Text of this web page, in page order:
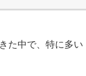
た中で、特に多い